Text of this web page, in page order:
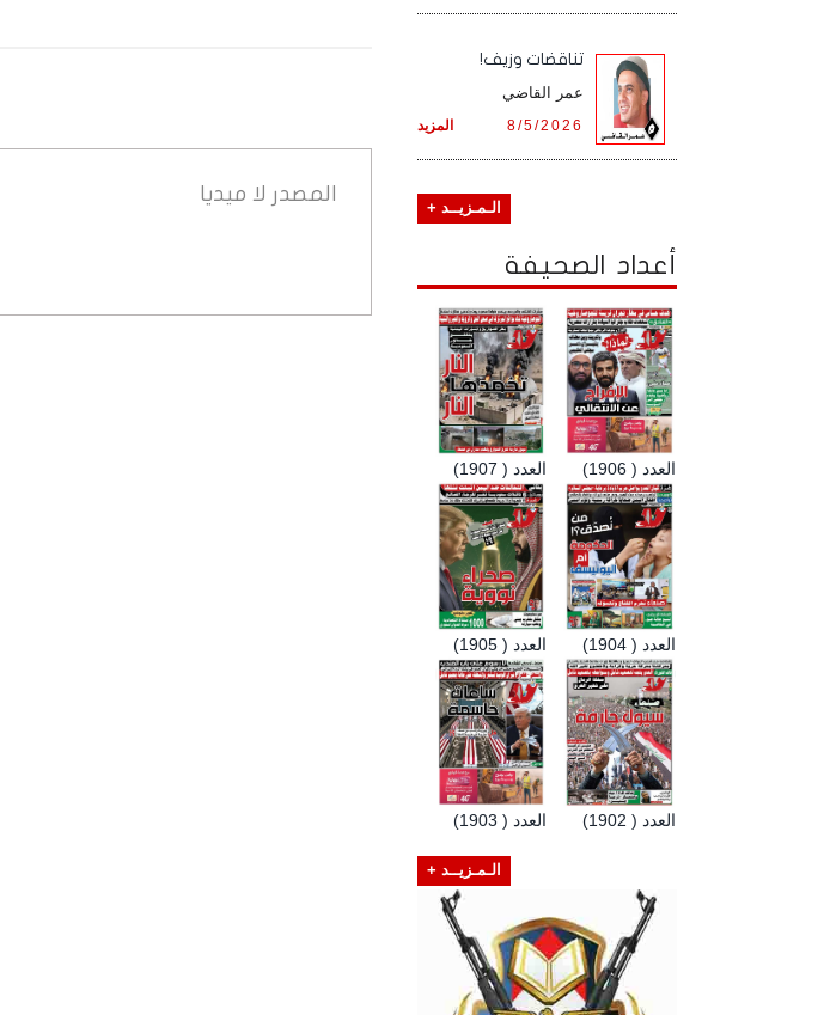
المصدر لا ميديا
تناقضات وزيف!
عمر القاضي
المزيد 8/5/2026
الـمـزيــد +
أعداد الصحيفة
العدد ( 1907) العدد ( 1906)
العدد ( 1905) العدد ( 1904)
العدد ( 1903) العدد ( 1902)
الـمـزيــد +